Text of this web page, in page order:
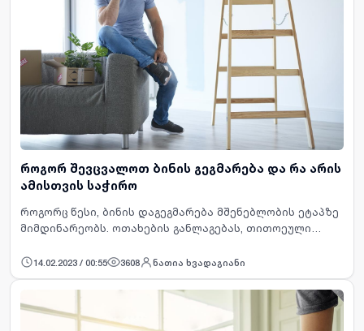
როგორ შევცვალოთ ბინის გეგმარება და რა არის
ამისთვის საჭირო
როგორც წესი, ბინის დაგეგმარება მშენებლობის ეტაპზე
მიმდინარეობს. ოთახების განლაგებას, თითოეული
ფართი წყვეტს. მნიშნელოვანია ასევე, რამდ…
14.02.2023 / 00:55 3608 ნათია ხვადაგიანი